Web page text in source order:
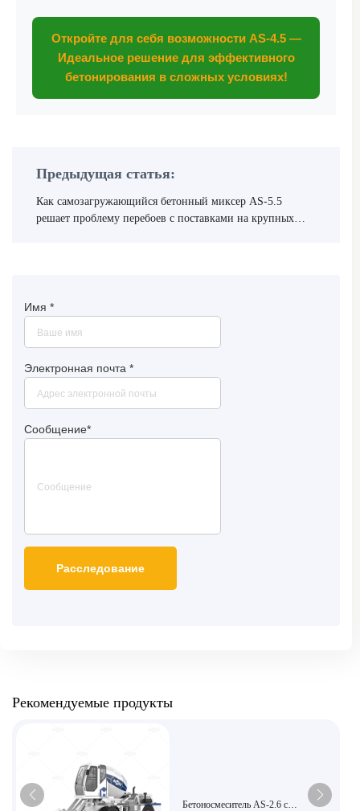
Откройте для себя возможности AS-4.5 —
Идеальное решение для эффективного
бетонирования в сложных условиях!
Предыдущая статья:
Как самозагружающийся бетонный миксер AS-5.5
решает проблему перебоев с поставками на крупных
Имя *
Электронная почта *
Сообщение*
Рекомендуемые продукты
Бетоносмеситель AS-2.6 с